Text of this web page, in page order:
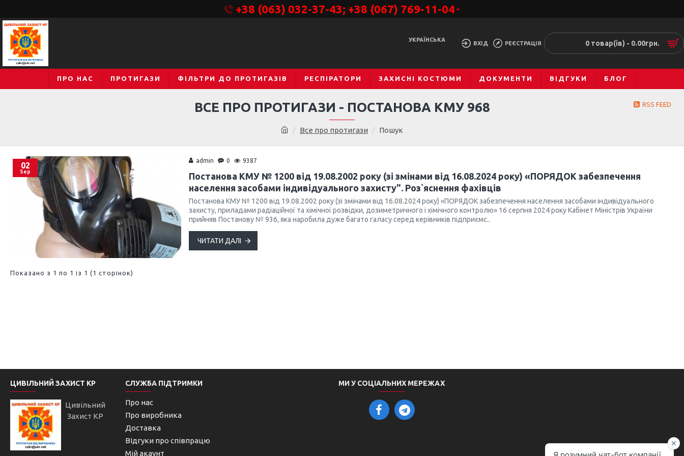
+38 (063) 032-37-43; +38 (067) 769-11-04
УКРАЇНСЬКА
ВХІД РЕЄСТРАЦІЯ 0 товар(ів) - 0.00грн.
ПРО НАС ПРОТИГАЗИ ФІЛЬТРИ ДО ПРОТИГАЗІВ РЕСПІРАТОРИ ЗАХИСНІ КОСТЮМИ ДОКУМЕНТИ ВІДГУКИ БЛОГ
Все про протигази Пошук
ВСЕ ПРО ПРОТИГАЗИ - ПОСТАНОВА КМУ 968 RSS FEED
02
Sep
admin 0 9387
Постанова КМУ № 1200 від 19.08.2002 року (зі змінами від 16.08.2024 року) «ПОРЯДОК забезпечення
населення засобами індивідуального захисту". Роз`яснення фахівців
Постанова КМУ № 1200 від 19.08.2002 року (зі змінами від 16.08.2024 року) «ПОРЯДОК забезпечення населення засобами індивідуального
захисту, приладами радіаційної та хімічної розвідки, дозиметричного і хімічного контролю» 16 серпня 2024 року Кабінет Міністрів України
прийняв Постанову № 936, яка наробила дуже багато галасу серед керівників підприємс..
ЧИТАТИ ДАЛІ
Показано з 1 по 1 із 1 (1 сторінок)
ЦИВІЛЬНИЙ ЗАХИСТ КР
Цивільний
Захист КР
СЛУЖБА ПІДТРИМКИ
Про нас
Про виробника
Доставка
ВІдгуки про співпрацю
Мій акаунт
МИ У СОЦІАЛЬНИХ МЕРЕЖАХ